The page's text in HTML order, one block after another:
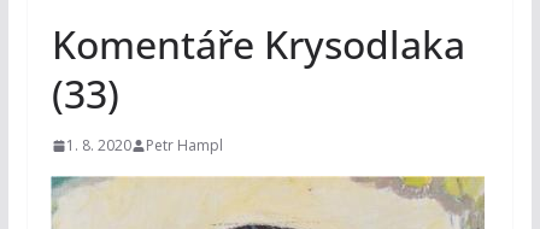
Komentáře Krysodlaka
(33)
1. 8. 2020 Petr Hampl